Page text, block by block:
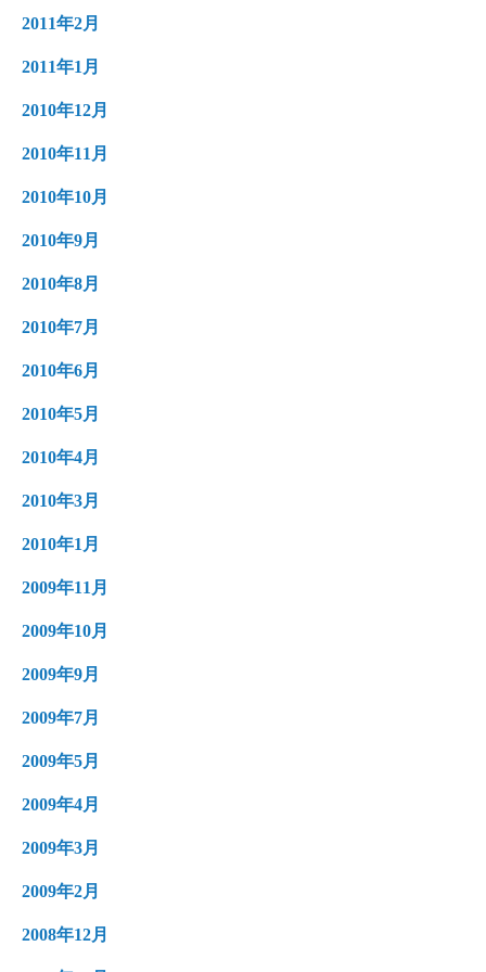
2011年2月
2011年1月
2010年12月
2010年11月
2010年10月
2010年9月
2010年8月
2010年7月
2010年6月
2010年5月
2010年4月
2010年3月
2010年1月
2009年11月
2009年10月
2009年9月
2009年7月
2009年5月
2009年4月
2009年3月
2009年2月
2008年12月